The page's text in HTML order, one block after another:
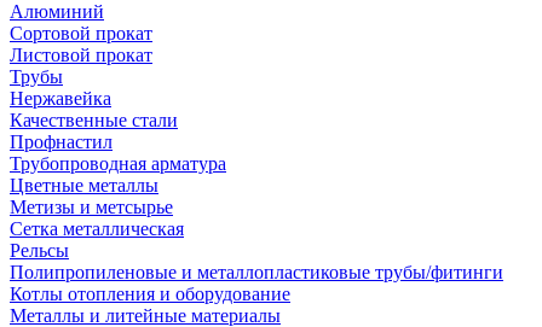
Алюминий
Сортовой прокат
Листовой прокат
Трубы
Нержавейка
Качественные стали
Профнастил
Трубопроводная арматура
Цветные металлы
Метизы и метсырье
Сетка металлическая
Рельсы
Полипропиленовые и металлопластиковые трубы/фитинги
Котлы отопления и оборудование
Металлы и литейные материалы